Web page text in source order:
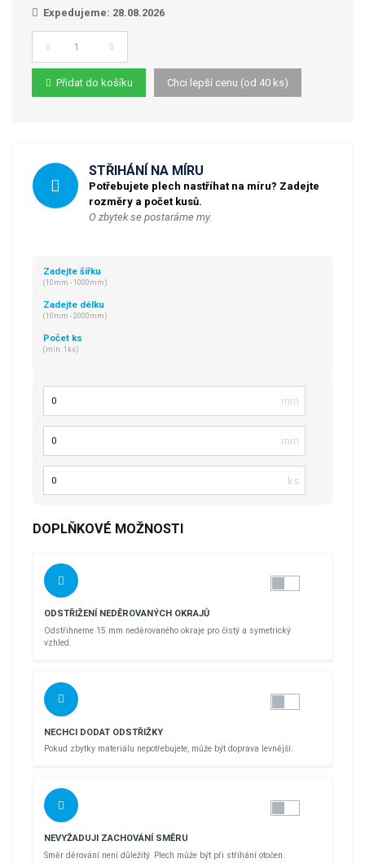
Expedujeme: 28.08.2026
Počet
Přidat do košíku Chci lepší cenu (od 40 ks)
STŘIHÁNÍ NA MÍRU
Potřebujete plech nastříhat na míru? Zadejte
rozměry a počet kusů.
O zbytek se postaráme my.
Zadejte šířku
(10mm - 1000mm)
Zadejte délku
(10mm - 2000mm)
Počet ks
(min. 1ks)
Počet kusů
DOPLŇKOVÉ MOŽNOSTI
ODSTŘIŽENÍ NEDĚROVANÝCH OKRAJŮ
Odstřihneme 15 mm neděrovaného okraje pro čistý a symetrický
vzhled.
NECHCI DODAT ODSTŘIŽKY
Pokud zbytky materiálu nepotřebujete, může být doprava levnější.
NEVYŽADUJI ZACHOVÁNÍ SMĚRU
Směr děrování není důležitý. Plech může být při stříhání otočen.